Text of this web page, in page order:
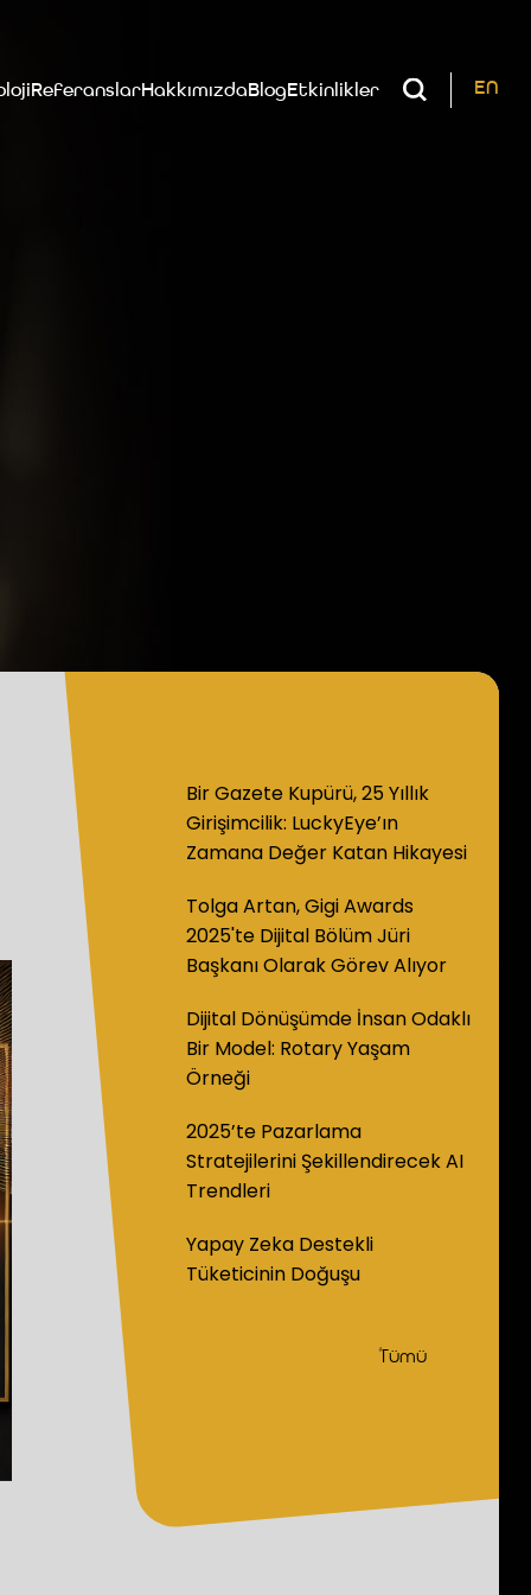
ReferanslarHakkımızdaBlogEtkinlikler EN
Bir Gazete Kupürü, 25 Yıllık
Girişimcilik: LuckyEye’ın
Zamana Değer Katan Hikayesi
Tolga Artan, Gigi Awards
2025'te Dijital Bölüm Jüri
Başkanı Olarak Görev Alıyor
Dijital Dönüşümde İnsan Odaklı
Bir Model: Rotary Yaşam
Örneği
2025’te Pazarlama
Stratejilerini Şekillendirecek AI
Trendleri
Yapay Zeka Destekli
Tüketicinin Doğuşu
Tümü